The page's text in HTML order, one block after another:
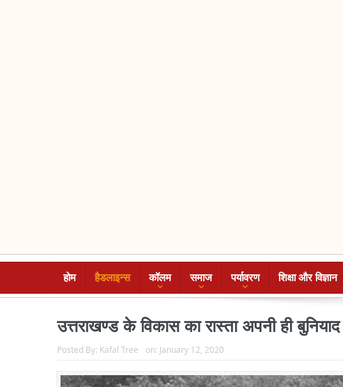
होम हैडलाइन्स कॉलम समाज पर्यावरण शिक्षा और विज्ञान
उत्तराखण्ड के विकास का रास्ता अपनी ही
Posted By: Kafal Tree on: January 12, 2020